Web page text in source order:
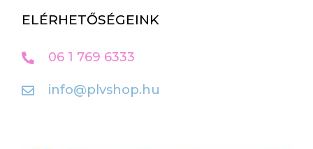
ELÉRHETŐSÉGEINK
06 1 769 6333
info@plvshop.hu